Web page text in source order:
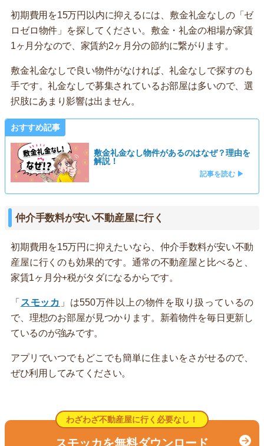
初期費用を15万円以内に抑えるには、敷金礼金なしの「ゼ
ロゼロ物件」を探してください。敷金・礼金の相場が家賃
1ヶ月分なので、家賃約2ヶ月分の節約に繋がります。
敷金礼金なしで良い物件がなければ、礼金なしで探すのも
手です。礼金なしで募集されているお部屋は多いので、選
択肢にあまり影響は出ません。
おすすめ記事
敷金礼金なし物件があるのはなぜ？理由を
解説！
記事を読む ▶
仲介手数料が安い不動産屋に行く
初期費用を15万円に抑えたいなら、仲介手数料が安い不動
産屋に行くのも効果的です。通常の不動産屋と比べると、
家賃1ヶ月分+税がタダになるからです。
「 スモッカ 」は550万件以上の物件を取り扱っているの
で、理想のお部屋が見つかります。新着物件を毎日更新し
ているのが強みです。
アプリでいつでもどこでも簡単に住まいをさがせるので、
ぜひ利用してみてください。
わざわざ不動産屋に行く必要なし！
スモッカを無料ダウンロード